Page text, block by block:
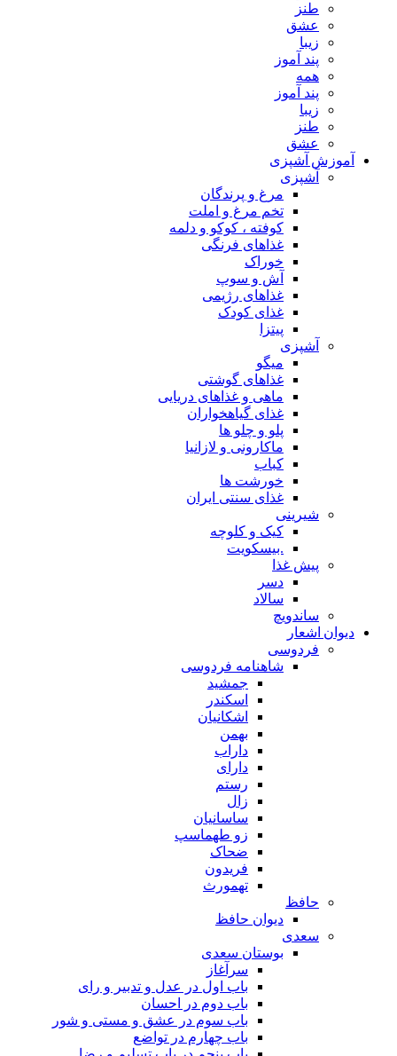
طنز
عشق
زیبا
پند آموز
همه
پند آموز
زیبا
طنز
عشق
آموزش آشپزی
آشپزی
مرغ و پرندگان
تخم مرغ و املت
کوفته ، کوکو و دلمه
غذاهای فرنگی
خوراک
آش و سوپ
غذاهای رژیمی
غذای کودک
پیتزا
آشپزی
میگو
غذاهای گوشتی
ماهی و غذاهای دریایی
غذای گیاهخواران
پلو و چلو ها
ماکارونی و لازانیا
کباب
خورشت ها
غذای سنتی ایران
شیرینی
کیک و کلوچه
.بیسکویت
پیش غذا
دسر
سالاد
ساندویچ
دیوان اشعار
فردوسی
شاهنامه فردوسی
جمشید
اسکندر
اشکانیان
بهمن
داراب
دارای
رستم
زال
ساسانیان
زو طهماسپ‏
ضحاک
فریدون
تهمورث
حافظ
دیوان حافظ
سعدی
بوستان سعدی
سرآغاز
باب اول در عدل و تدبیر و رای
باب دوم در احسان
باب سوم در عشق و مستی و شور
باب چهارم در تواضع